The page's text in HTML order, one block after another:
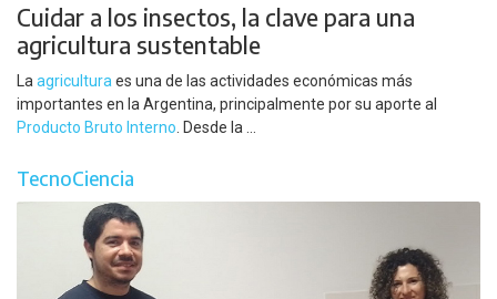
Cuidar a los insectos, la clave para una
agricultura sustentable
La agricultura es una de las actividades económicas más
importantes en la Argentina, principalmente por su aporte al
Producto Bruto Interno . Desde la ...
TecnoCiencia